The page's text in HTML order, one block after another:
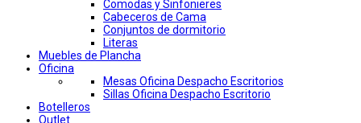
Comodas y Sinfonieres
Cabeceros de Cama
Conjuntos de dormitorio
Literas
Muebles de Plancha
Oficina
Mesas Oficina Despacho Escritorios
Sillas Oficina Despacho Escritorio
Botelleros
Outlet